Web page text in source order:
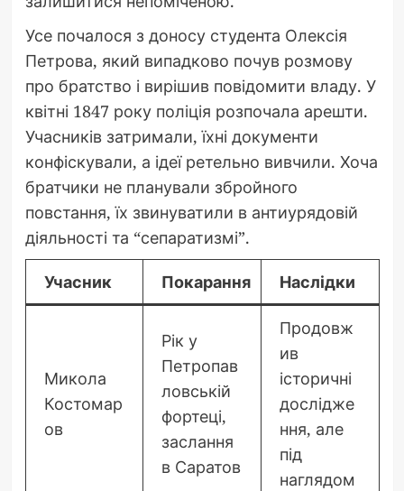
Усе почалося з доносу студента Олексія
Петрова, який випадково почув розмову
про братство і вирішив повідомити владу. У
квітні 1847 року поліція розпочала арешти.
Учасників затримали, їхні документи
конфіскували, а ідеї ретельно вивчили. Хоча
братчики не планували збройного
повстання, їх звинуватили в антиурядовій
діяльності та “сепаратизмі”.
Учасник Покарання Наслідки
Микола
Костомар
ов
Рік у
Петропав
ловській
фортеці,
заслання
в Саратов
Продовж
ив
історичні
дослідже
ння, але
під
наглядом